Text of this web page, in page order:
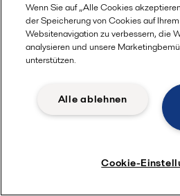
Sehen Sie in unseren
aufgebaut ist und wie es funktioniert.
Wenn Sie auf „Alle Cookies
der Speicherung von Cookies auf
Websitenavigation zu verbessern, die
analysieren und unsere
unterstützen.
Alle ablehnen
Cookie-